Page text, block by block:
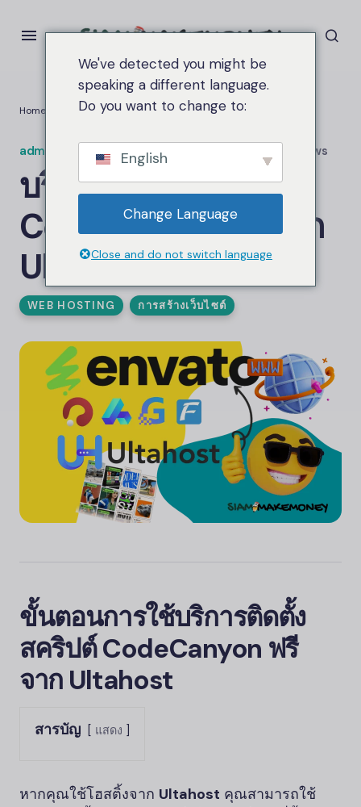
Home บริการติดตั้งสคริปต์ CodeCanyon ฟรี จาก Ultahost
admin.siammakemoney บน 1.1K views
บริการติดตั้งสคริปต์
CodeCanyon ฟรี จาก
Ultahost
WEB HOSTING การสร้างเว็บไซต์
ขั้นตอนการใช้บริการติดตั้ง
สคริปต์ CodeCanyon ฟรี
จาก Ultahost
สารบัญ แสดง
หากคุณใช้โฮสติ้งจาก Ultahost คุณสามารถใช้
We've detected you might be
speaking a different language.
Do you want to change to:
English
Change Language
Close and do not switch language